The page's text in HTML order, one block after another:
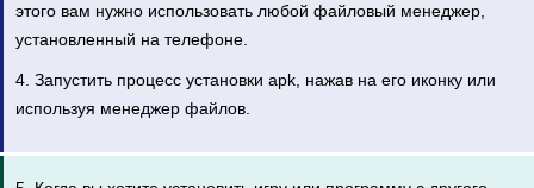
этого вам нужно использовать любой файловый менеджер,
установленный на телефоне.
4. Запустить процесс установки apk, нажав на его иконку или
используя менеджер файлов.